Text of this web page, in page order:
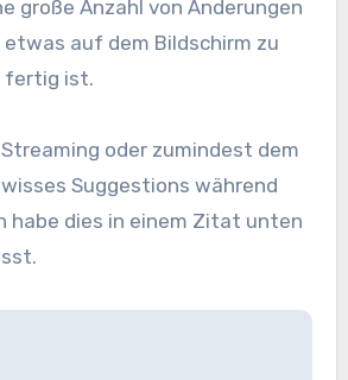
große Anzahl von Änderungen
auf dem Bildschirm zu
fertig ist.
oder zumindest dem
Suggestions während
habe dies in einem Zitat unten